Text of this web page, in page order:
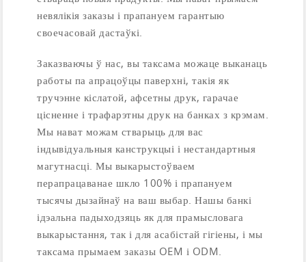
невялікія заказы і прапануем гарантыю
своечасовай дастаўкі.
Заказваючы ў нас, вы таксама можаце выканаць
работы па апрацоўцы паверхні, такія як
тручэнне кіслатой, афсетны друк, гарачае
цісненне і трафарэтны друк на банках з крэмам.
Мы нават можам стварыць для вас
індывідуальныя канструкцыі і нестандартныя
магутнасці. Мы выкарыстоўваем
перапрацаванае шкло 100% і прапануем
тысячы дызайнаў на ваш выбар. Нашы банкі
ідэальна падыходзяць як для прамысловага
выкарыстання, так і для асабістай гігіены, і мы
таксама прымаем заказы OEM і ODM.